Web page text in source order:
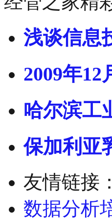
浅谈信息
2009年12
哈尔滨工
保加利亚
友情链接：
数据分析